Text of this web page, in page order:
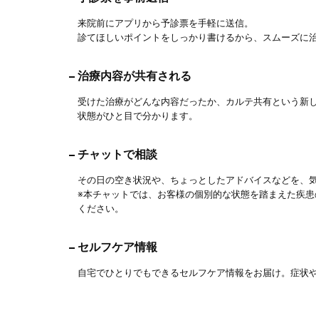
来院前にアプリから予診票を手軽に送信。
診てほしいポイントをしっかり書けるから、スムーズに
治療内容が共有される
受けた治療がどんな内容だったか、カルテ共有という
状態がひと目で分かります。
チャットで相談
その日の空き状況や、ちょっとしたアドバイスなどを、
※本チャットでは、お客様の個別的な状態を踏まえた疾
ください。
セルフケア情報
自宅でひとりでもできるセルフケア情報をお届け。症状